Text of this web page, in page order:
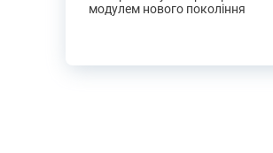
модулем нового покоління